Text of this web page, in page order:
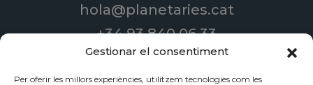
Gestionar el consentiment
Per oferir les millors experiències, utilitzem tecnologies com les
hola@planetaries.cat
+34 93 840 06 33